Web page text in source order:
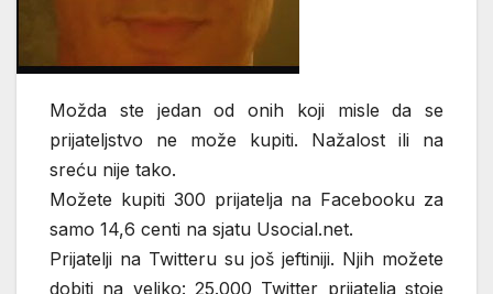
Možda ste jedan od onih koji misle da se
prijateljstvo ne može kupiti. Nažalost ili na
sreću nije tako.
Možete kupiti 300 prijatelja na Facebooku za
samo 14,6 centi na sjatu Usocial.net.
Prijatelji na Twitteru su još jeftiniji. Njih možete
dobiti na veliko: 25.000 Twitter prijatelja stoje